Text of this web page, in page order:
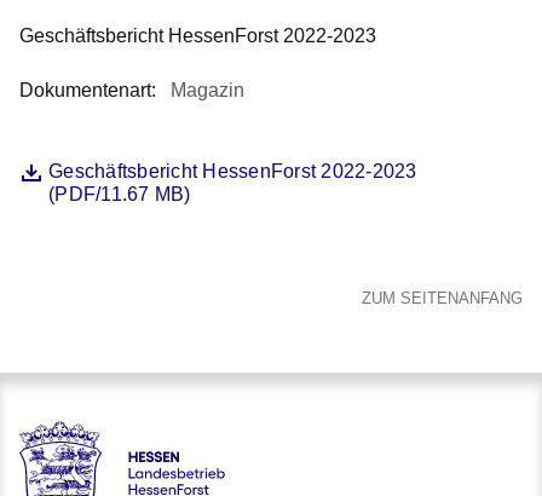
Geschäftsbericht HessenForst 2022-2023
Dokumentenart: Magazin
DateiGeschäftsbericht HessenForst 2022-2023
(PDF/11.67 MB)
Öffnet sich in einem neuen Fenster
ZUM SEITENANFANG